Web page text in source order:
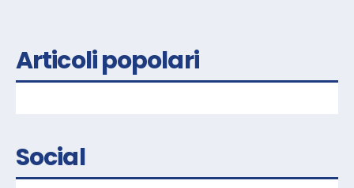
Articoli popolari
Social